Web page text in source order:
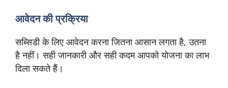
आवेदन की प्रक्रिया
सब्सिडी के लिए आवेदन करना जितना आसान लगता है, उतना
है नहीं। सही जानकारी और सही कदम आपको योजना का लाभ
दिला सकते हैं।